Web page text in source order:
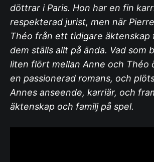
döttrar i Paris. Hon har en fin
respekterad jurist, men när
Théo från ett tidigare äktenskap
dem ställs allt på ända. Vad som
liten flört mellan Anne och Théo
en passionerad romans, och
Annes anseende, karriär, och
äktenskap och familj på spel.